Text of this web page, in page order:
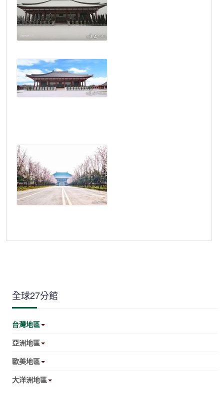
全球27分館
台灣地區
亞洲地區
歐美地區
大洋洲地區